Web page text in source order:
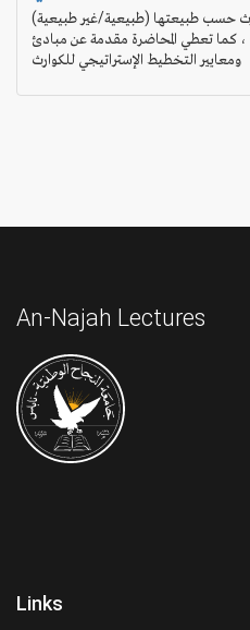
حسب طبيعتها (طبيعية/غير طبيعية)
كما تعطي المحاضرة مقدمة عن مبادئ
ومعايير التخطيط الإستراتيجي للكوارث
An-Najah Lectures
Links